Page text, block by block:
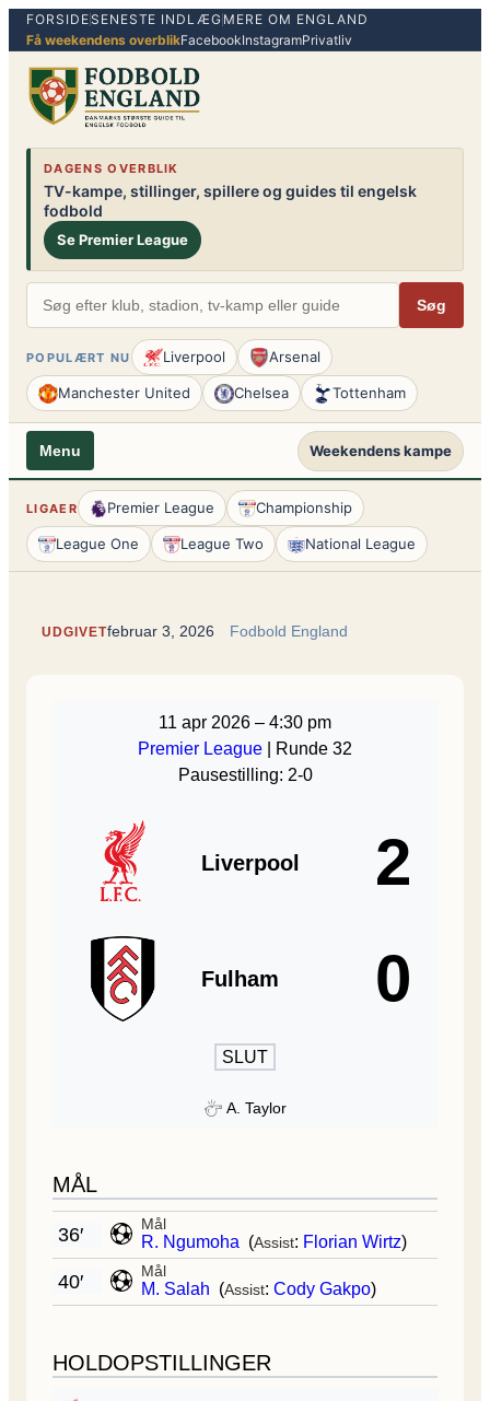
Spring
indhold
FORSIDESENESTE INDLÆGMERE OM ENGLAND
Få weekendens overblikFacebookInstagramPrivatliv
DAGENS OVERBLIK
TV-kampe, stillinger, spillere og guides til engelsk
fodbold
Se Premier League
Søg
POPULÆRT NU Liverpool Arsenal
Manchester United Chelsea Tottenham
Menu Weekendens kampe
LIGAER Premier League Championship
League One League Two National League
UDGIVETfebruar 3, 2026 Fodbold England
11 apr 2026 – 4:30 pm
Premier League
| Runde 32
Pausestilling: 2-0
Liverpool 2
Fulham 0
SLUT
A. Taylor
MÅL
Mål
R. Ngumoha (Assist: Florian Wirtz)
36′
Mål
M. Salah (Assist: Cody Gakpo)
40′
HOLDOPSTILLINGER